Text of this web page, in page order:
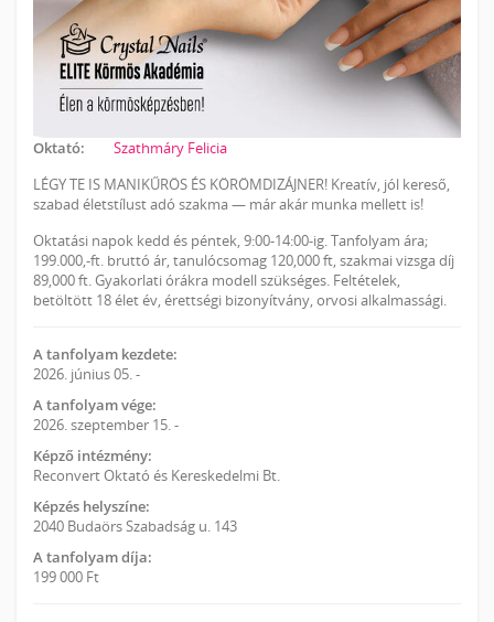
Oktató:
Szathmáry Felicia
LÉGY TE IS MANIKŰRÖS ÉS KÖRÖMDIZÁJNER! Kreatív, jól kereső,
szabad életstílust adó szakma — már akár munka mellett is!
Oktatási napok kedd és péntek, 9:00-14:00-ig. Tanfolyam ára;
199.000,-ft. bruttó ár, tanulócsomag 120,000 ft, szakmai vizsga díj
89,000 ft. Gyakorlati órákra modell szükséges. Feltételek,
betöltött 18 élet év, érettségi bizonyítvány, orvosi alkalmassági.
A tanfolyam kezdete:
2026. június 05. -
A tanfolyam vége:
2026. szeptember 15. -
Képző intézmény:
Reconvert Oktató és Kereskedelmi Bt.
Képzés helyszíne:
2040 Budaörs Szabadság u. 143
A tanfolyam díja:
199 000 Ft